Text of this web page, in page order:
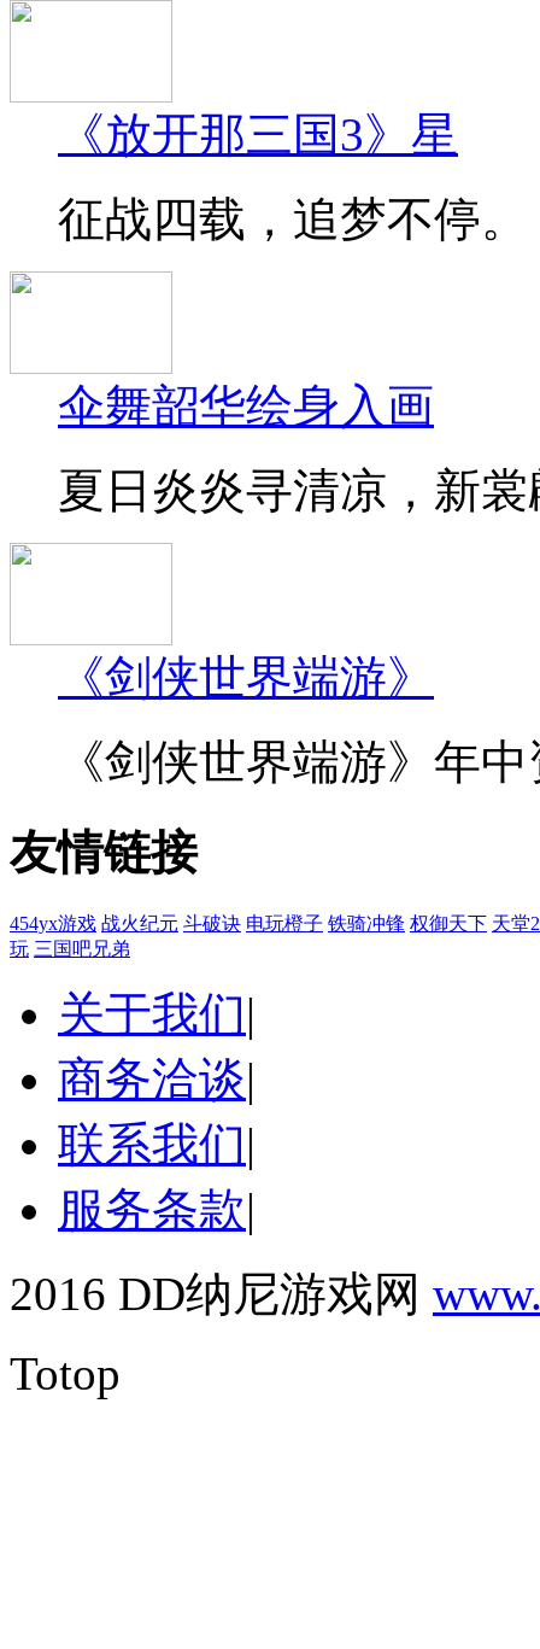
《放开那三国3》星
征战四载，追梦不停
伞舞韶华绘身入画
夏日炎炎寻清凉，新
《剑侠世界端游》
《剑侠世界端游》年
友情链接
454yx游戏 战火纪元 斗破诀 电玩橙子 铁骑冲锋 权御天下 天堂
玩 三国吧兄弟
关于我们|
商务洽谈|
联系我们|
服务条款|
2016 DD纳尼游戏网
Totop